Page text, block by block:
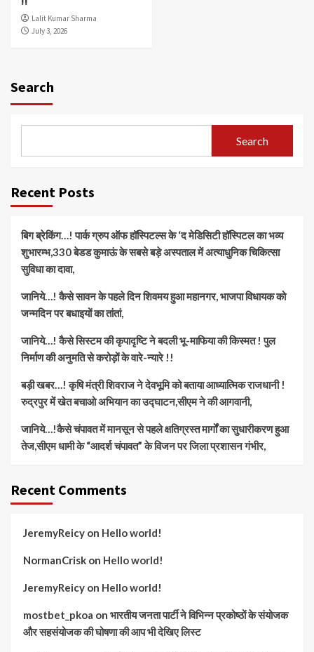
Lalit Kumar Sharma
July 3, 2026
Search
Search
Recent Posts
बिग ब्रेकिंग…! पार्क ग्रुप ऑफ हॉस्पिटल्स के ‘द मेडिसिटी हॉस्पिटल का भव्य
शुभारम्भ,330 बेडड कुमाऊं के सबसे बड़े अस्पताल में अत्याधुनिक चिकित्सा
सुविधा का दावा,
जानिये…! कैसे सावन के पहले दिन शिवमय हुआ महानगर, भाजपा विधायक को
जन्मदिन पर बधाइयों का तांतां,
जानिये…! कैसे सिस्टम की कृपादृष्टि ने बदली भू-माफिया की किस्मत ! पुल
निर्माण की अनुमति से करोड़ों के वारे-न्यारे !!
बड़ी खबर…! कृषि मंत्री शिवराज ने देवभूमि को बताया आध्यात्मिक राजधानी !
रुद्रपुर में खेत बचाओ अभियान का उद्घाटन,सीएम ने की आगवानी,
जानिये…!कैसे चंपावत में मानसून से पहले क्षतिग्रस्त मार्गों का सुधारीकरण हुआ
तेज,सीएम धामी के “आदर्श चंपावत” के विजन पर जिला प्रशासन गंभीर,
Recent Comments
JeremyReicy on Hello world!
NormanCrisk on Hello world!
JeremyReicy on Hello world!
mostbet_pkoa on भारतीय जनता पार्टी ने विभिन्न प्रकोष्ठों के संयोजक
और सहसंयोजक की घोषणा की आप भी देखिए लिस्ट